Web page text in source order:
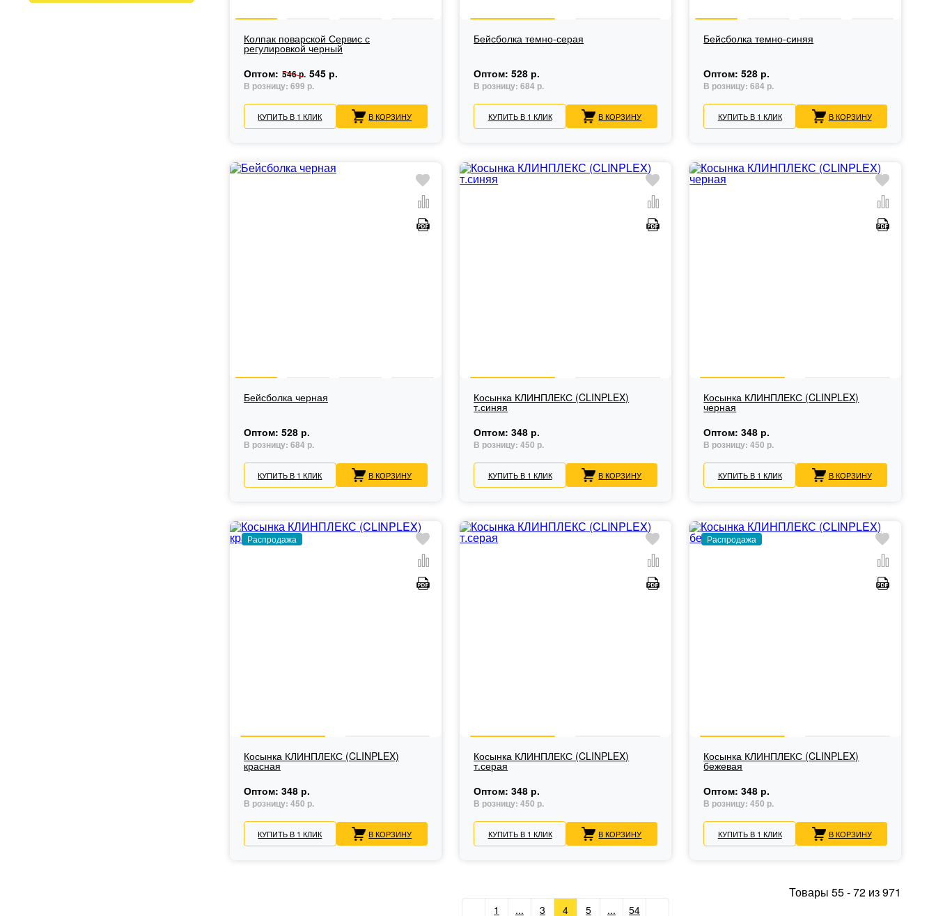
Колпак поварской Сервис с
регулировкой черный
Оптом: 546 р. 545 р.
В розницу: 699 р.
КУПИТЬ В 1 КЛИК В КОРЗИНУ
Бейсболка темно-серая
Оптом:528 р.
В розницу:684 р.
КУПИТЬ В 1 КЛИК В КОРЗИНУ
Бейсболка темно-синяя
Оптом:528 р.
В розницу:684 р.
КУПИТЬ В 1 КЛИК В КОРЗИНУ
Бейсболка черная
Оптом: 528 р.
В розницу: 684 р.
КУПИТЬ В 1 КЛИК В КОРЗИНУ
Косынка КЛИНПЛЕКС (CLINPLEX)
т.синяя
Оптом:348 р.
В розницу:450 р.
КУПИТЬ В 1 КЛИК В КОРЗИНУ
Косынка КЛИНПЛЕКС (CLINPLEX)
черная
Оптом:348 р.
В розницу:450 р.
КУПИТЬ В 1 КЛИК В КОРЗИНУ
Распродажа
Косынка КЛИНПЛЕКС (CLINPLEX)
красная
Оптом: 348 р.
В розницу: 450 р.
КУПИТЬ В 1 КЛИК В КОРЗИНУ
Косынка КЛИНПЛЕКС (CLINPLEX)
т.серая
Оптом:348 р.
В розницу:450 р.
КУПИТЬ В 1 КЛИК В КОРЗИНУ
Распродажа
Косынка КЛИНПЛЕКС (CLINPLEX)
бежевая
Оптом:348 р.
В розницу:450 р.
КУПИТЬ В 1 КЛИК В КОРЗИНУ
Товары 55-72 из971
1 ... 3 4 5 ... 54